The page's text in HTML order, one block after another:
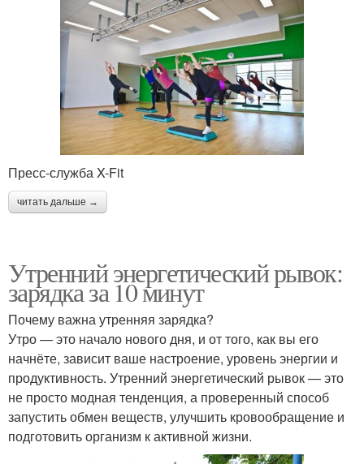
Пресс-служба X-Fit
читать дальше →
Утренний энергетический рывок:
зарядка за 10 минут
Почему важна утренняя зарядка?
Утро — это начало нового дня, и от того, как вы его
начнёте, зависит ваше настроение, уровень энергии и
продуктивность. Утренний энергетический рывок — это
не просто модная тенденция, а проверенный способ
запустить обмен веществ, улучшить кровообращение и
подготовить организм к активной жизни.